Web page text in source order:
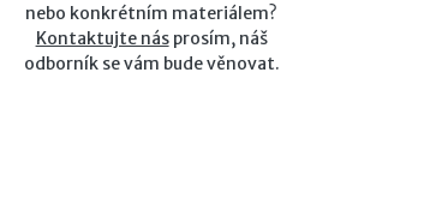
nebo konkrétním materiálem?
Kontaktujte násprosím, náš
odborník se vám bude věnovat.